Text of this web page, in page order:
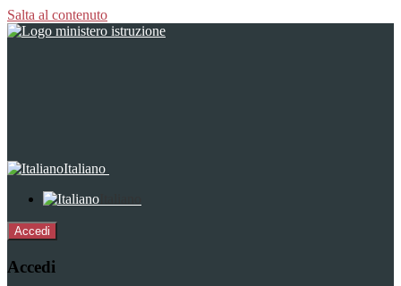
Salta al contenuto
Italiano
Accedi
Accedi